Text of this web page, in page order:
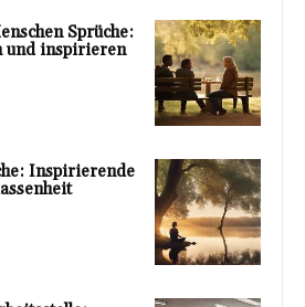
Sprüche:
und inspirieren
Inspirierende